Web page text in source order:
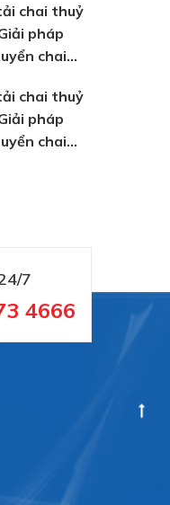
chai thuỷ
pháp
chai
chai thuỷ
pháp
chai
7
4666